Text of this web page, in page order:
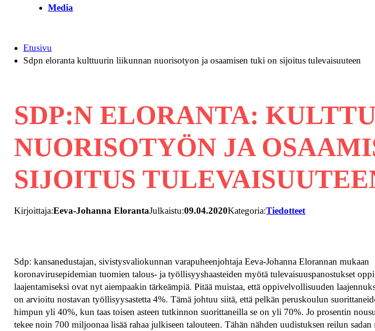
Media
Etusivu
Sdpn eloranta kulttuurin liikunnan nuorisotyon ja osaamisen tuki on sijoitus tulevaisuuteen
SDP:N ELORANTA:
NUORISOTYÖN JA
SIJOITUS
Kirjoittaja:Eeva-Johanna ElorantaJulkaistu:09.04.2020Kategoria:Tiedotteet
Sdp: kansanedustajan, sivistysvaliokunnan varapuheenjohtaja Eeva-Johanna Elorannan mukaan
koronavirusepidemian tuomien talous- ja työllisyyshaasteiden myötä tulevaisuuspanostukset
laajentamiseksi ovat nyt aiempaakin tärkeämpiä. Pitää muistaa, että oppivelvollisuuden
on arvioitu nostavan työllisyysastetta 4%. Tämä johtuu siitä, että pelkän peruskoulun
himpun yli 40%, kun taas toisen asteen tutkinnon suorittaneilla se on yli 70%. Jo prosentin
tekee noin 700 miljoonaa lisää rahaa julkiseen talouteen. Tähän nähden uudistuksen reilun